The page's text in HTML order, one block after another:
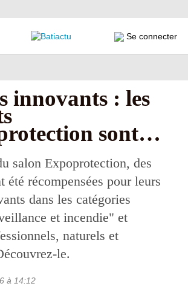
Se connecter
innovants : les
sont…
salon Expoprotection, des
été récompensées pour leurs
dans les catégories
et incendie" et
naturels et
le.
à 14:12